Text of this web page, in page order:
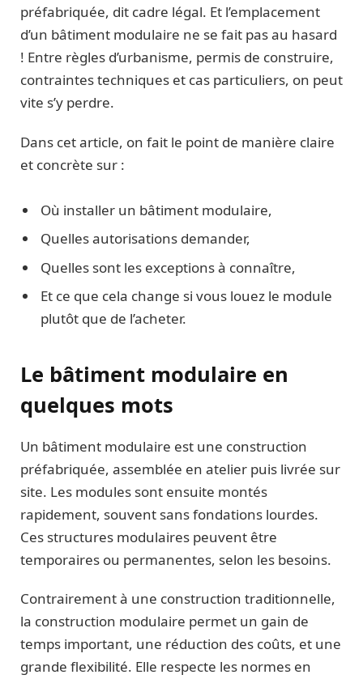
préfabriquée, dit cadre légal. Et l’emplacement
d’un bâtiment modulaire ne se fait pas au hasard
! Entre règles d’urbanisme, permis de construire,
contraintes techniques et cas particuliers, on peut
vite s’y perdre.
Dans cet article, on fait le point de manière claire
et concrète sur :
Où installer un bâtiment modulaire,
Quelles autorisations demander,
Quelles sont les exceptions à connaître,
Et ce que cela change si vous louez le module
plutôt que de l’acheter.
Le bâtiment modulaire en
quelques mots
Un bâtiment modulaire est une construction
préfabriquée, assemblée en atelier puis livrée sur
site. Les modules sont ensuite montés
rapidement, souvent sans fondations lourdes.
Ces structures modulaires peuvent être
temporaires ou permanentes, selon les besoins.
Contrairement à une construction traditionnelle,
la construction modulaire permet un gain de
temps important, une réduction des coûts, et une
grande flexibilité. Elle respecte les normes en